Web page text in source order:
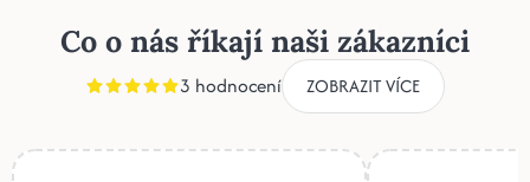
Co o nás říkají naši zákazníci
3 hodnocení ZOBRAZIT VÍCE